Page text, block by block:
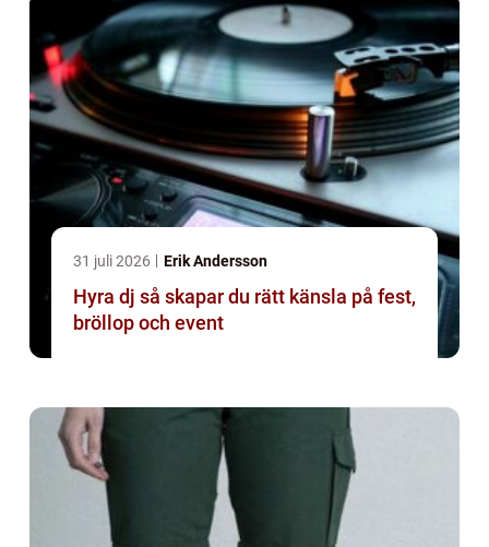
31 juli 2026 Erik Andersson
Hyra dj så skapar du rätt känsla på fest,
bröllop och event